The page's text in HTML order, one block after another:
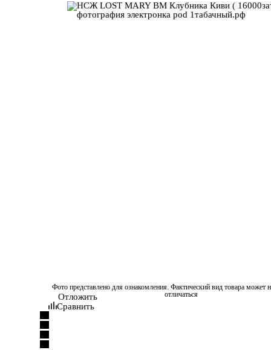
Фото представлено для ознакомления. Фактический вид товара может
отличаться
Отложить
Сравнить